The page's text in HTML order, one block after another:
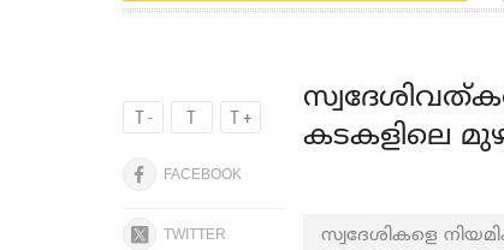
T - T T +
FACEBOOK
TWITTER
കടകളിലെ
സ്വദേശികളെ